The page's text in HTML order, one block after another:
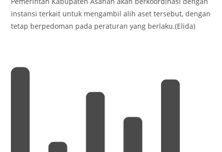
instansi terkait untuk mengambil alih aset tersebut, dengan
tetap berpedoman pada peraturan yang berlaku.(Elida)